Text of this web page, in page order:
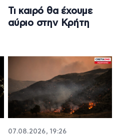
Τι καιρό θα έχουμε
αύριο στην Κρήτη
07.08.2026, 19:26